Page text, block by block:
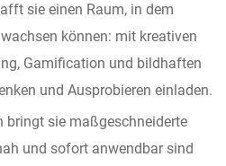
sie einen Raum, in dem
können: mit kreativen
Gamification und bildhaften
und Ausprobieren einladen.
bringt sie maßgeschneiderte
und sofort anwendbar sind